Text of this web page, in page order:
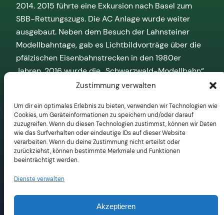
Zustimmung verwalten
Um dir ein optimales Erlebnis zu bieten, verwenden wir Technologien wie
Cookies, um Geräteinformationen zu speichern und/oder darauf
zuzugreifen. Wenn du diesen Technologien zustimmst, können wir Daten
wie das Surfverhalten oder eindeutige IDs auf dieser Website
verarbeiten. Wenn du deine Zustimmung nicht erteilst oder
zurückziehst, können bestimmte Merkmale und Funktionen
beeinträchtigt werden.
Dienste verwalten
Akzeptieren
2014. 2015 führte eine Exkursion nach Basel zum
SBB-Rettungszugs. Die AC Anlage wurde weiter
ausgebaut. Neben dem Besuch der Lahnsteiner
Modellbahntage, gab es Lichtbildvorträge über die
pfälzischen Eisenbahnstrecken in den 1980er
Jahren. 2016 wurde die „Schwarzwald-Modellbahn“
in Hausach besichtigt.
Veröffentlicht14. Oktober 2024